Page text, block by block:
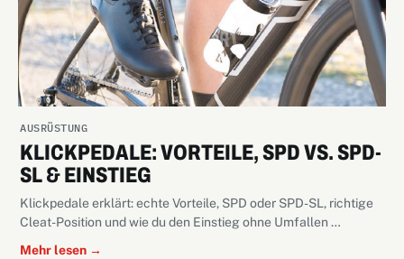
AUSRÜSTUNG
KLICKPEDALE: VORTEILE, SPD VS. SPD-
SL & EINSTIEG
Klickpedale erklärt: echte Vorteile, SPD oder SPD-SL, richtige
Cleat-Position und wie du den Einstieg ohne Umfallen …
Mehr lesen →